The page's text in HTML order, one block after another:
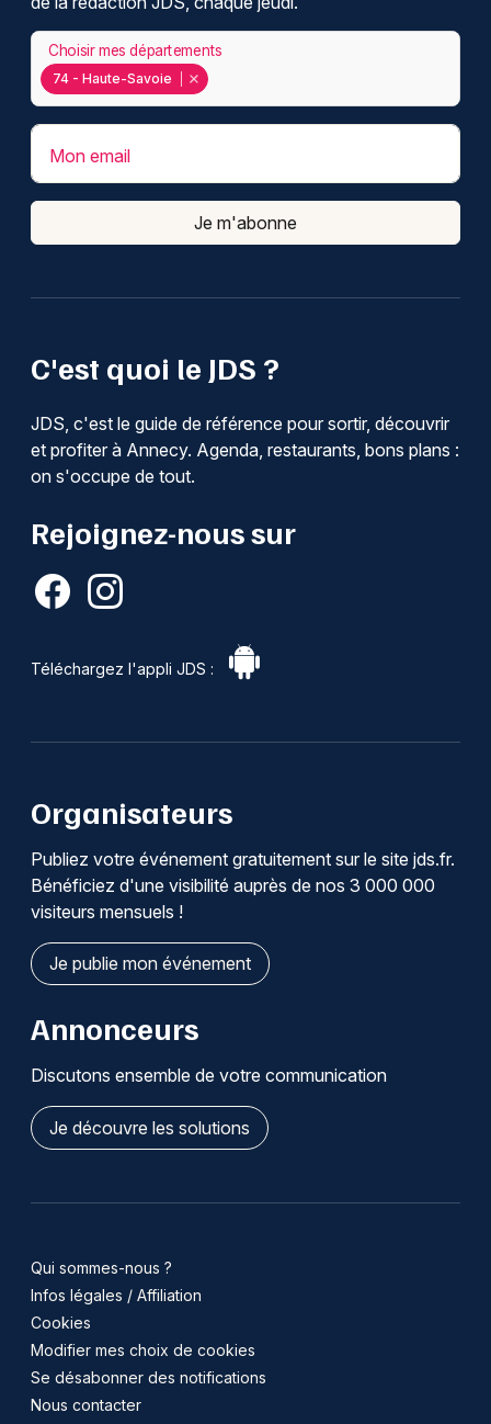
C'est quoi le JDS ?
JDS, c'est le guide de référence pour sortir, découvrir
et profiter à Annecy. Agenda, restaurants, bons plans :
on s'occupe de tout.
Rejoignez-nous sur
Téléchargez l'appli JDS :
74 - Haute-Savoie
Choisir mes départements
Mon email
Je m'abonne
Organisateurs
Publiez votre événement gratuitement sur le site jds.fr.
Bénéficiez d'une visibilité auprès de nos 3 000 000
visiteurs mensuels !
Je publie mon événement
Annonceurs
Discutons ensemble de votre communication
Je découvre les solutions
Qui sommes-nous ?
Infos légales / Affiliation
Cookies
Modifier mes choix de cookies
Se désabonner des notifications
Nous contacter